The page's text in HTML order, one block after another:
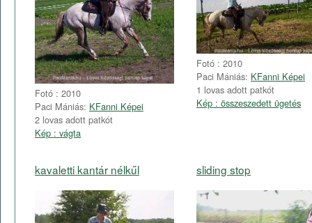
Fotó : 2010
Paci Mániás: KFanni Képei
2 lovas adott patkót
Kép : vágta
Fotó : 2010
Paci Mániás: KFanni Képei
1 lovas adott patkót
Kép : összeszedett ügetés
kavaletti kantár nélkűl sliding stop